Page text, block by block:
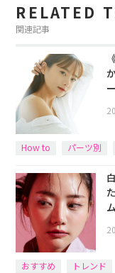
RELATED
関連記事
ー
How to パーツ別
ム
おすすめ トレンド